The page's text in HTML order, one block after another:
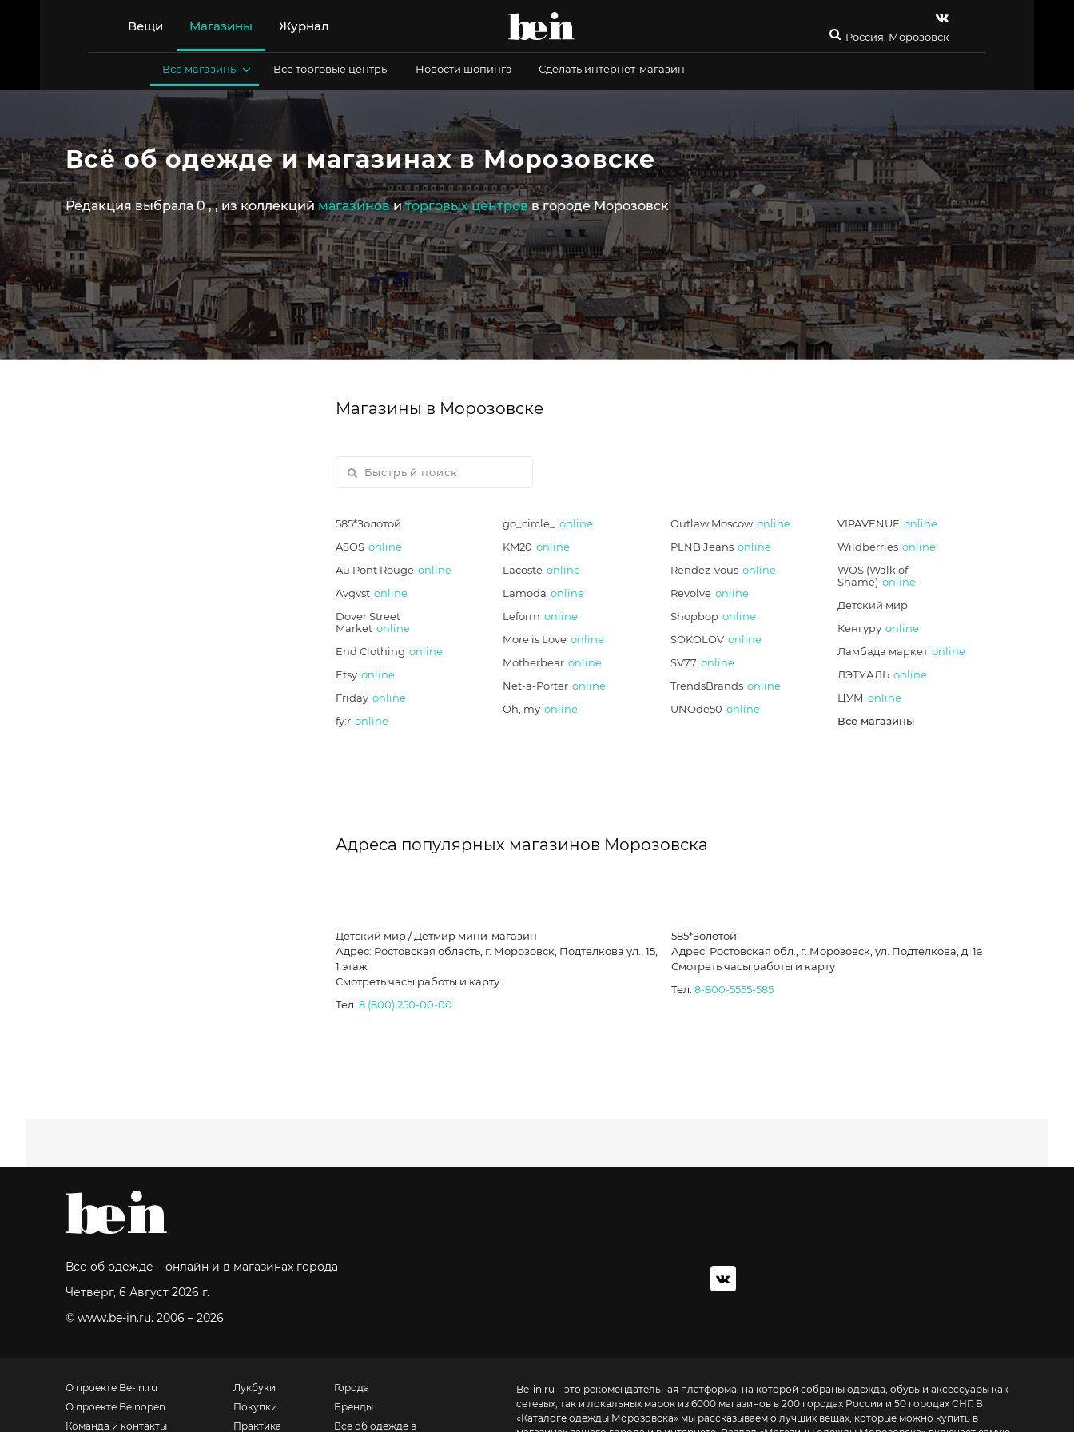
Вещи Магазины Журнал
Россия, Морозовск
Все магазины Все торговые центры Новости шопинга Сделать интернет-магазин
Всё об одежде и магазинах в Морозовске
Редакция выбрала 0,, из коллекций магазиновиторговых центровв городе Морозовск
Магазины в Морозовске
585*Золотой
ASOS online
Au Pont Rouge online
Avgvst online
Dover Street
Market online
End Clothing online
Etsy online
Friday online
fy:r online
go_circle_
online
KM20 online
Lacoste online
Lamoda online
Leform online
More is Love online
Motherbear online
Net-a-Porter online
Oh, my online
Outlaw Moscow online
PLNB Jeans online
Rendez-vous online
Revolve online
Shopbop online
SOKOLOV online
SV77 online
TrendsBrands online
UNOde50 online
VIPAVENUE online
Wildberries online
WOS (Walk of
Shame) online
Детский мир
Кенгуру online
Ламбада маркет online
ЛЭТУАЛЬ online
ЦУМ online
Все магазины
Адреса популярных магазинов Морозовска
Детский мир / Детмир мини-магазин
Адрес: Ростовская область, г. Морозовск, Подтелкова ул., 15,
1 этаж
Смотреть часы работы и карту
Тел. 8 (800) 250-00-00
585*Золотой
Адрес: Ростовская обл., г. Морозовск, ул. Подтелкова, д. 1а
Смотреть часы работы и карту
Тел.8-800-5555-585
Все об одежде – онлайн и в магазинах города
Четверг, 6 Август 2026 г.
© www.be-in.ru. 2006 – 2026
О проекте Be-in.ru
О проекте Beinopen
Команда и контакты
Лукбуки
Покупки
Практика
Города
Бренды
Все об одежде в
Be-in.ru – это рекомендательная платформа, на которой собраны одежда, обувь и аксессуары как
сетевых, так и локальных марок из 6000 магазинов в 200 городах России и 50 городах СНГ. В
«Каталоге одежды Морозовска» мы рассказываем о лучших вещах, которые можно купить в